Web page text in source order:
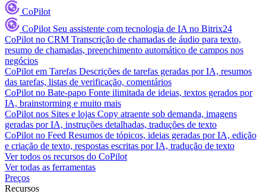
CoPilot
CoPilot Seu assistente com tecnologia de IA no Bitrix24
CoPilot no CRM Transcrição de chamadas de áudio para texto,
resumo de chamadas, preenchimento automático de campos nos
negócios
CoPilot em Tarefas Descrições de tarefas geradas por IA, resumos
das tarefas, listas de verificação, comentários
CoPilot no Bate-papo Fonte ilimitada de ideias, textos gerados por
IA, brainstorming e muito mais
CoPilot nos Sites e lojas Copy atraente sob demanda, imagens
geradas por IA, instruções detalhadas, traduções de texto
CoPilot no Feed Resumos de tópicos, ideias geradas por IA, edição
e criação de texto, respostas escritas por IA, tradução de texto
Ver todos os recursos do CoPilot
Ver todas as ferramentas
Preços
Recursos